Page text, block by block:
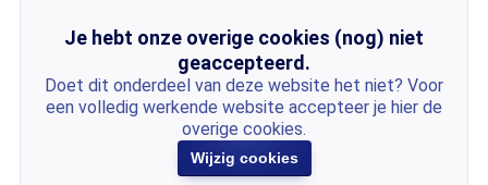
Je hebt onze overige cookies (nog) niet
geaccepteerd.
Doet dit onderdeel van deze website het niet? Voor
een volledig werkende website accepteer je hier de
overige cookies.
Wijzig cookies